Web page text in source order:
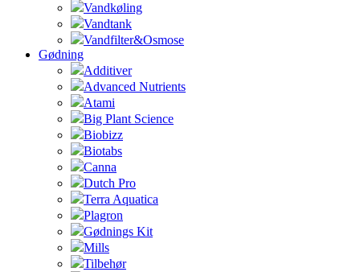
Vandkøling
Vandtank
Vandfilter&Osmose
Gødning
Additiver
Advanced Nutrients
Atami
Big Plant Science
Biobizz
Biotabs
Canna
Dutch Pro
Terra Aquatica
Plagron
Gødnings Kit
Mills
Tilbehør